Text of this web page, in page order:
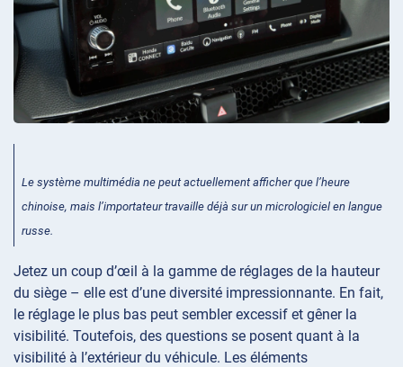
Le système multimédia ne peut actuellement afficher que l’heure
chinoise, mais l’importateur travaille déjà sur un micrologiciel en langue
russe.
Jetez un coup d’œil à la gamme de réglages de la hauteur
du siège – elle est d’une diversité impressionnante. En fait,
le réglage le plus bas peut sembler excessif et gêner la
visibilité. Toutefois, des questions se posent quant à la
visibilité à l’extérieur du véhicule. Les éléments